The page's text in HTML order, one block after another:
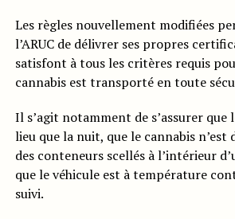
Les règles nouvellement modifiées
l’ARUC de délivrer ses propres
satisfont à tous les critères requis
cannabis est transporté en toute
Il s’agit notamment de s’assurer que
lieu que la nuit, que le cannabis n’est
des conteneurs scellés à l’intérieur
que le véhicule est à température
suivi.